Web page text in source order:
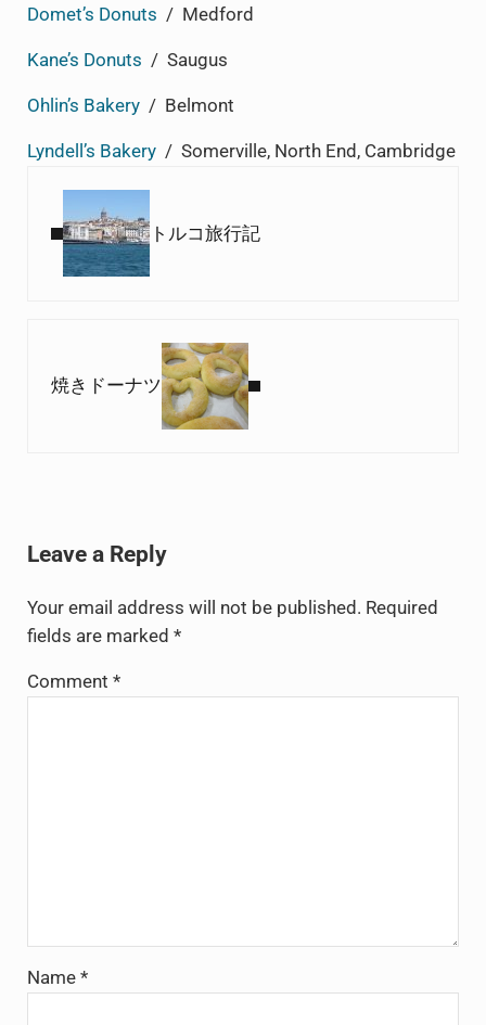
Domet’s Donuts / Medford
Kane’s Donuts / Saugus
Ohlin’s Bakery/ Belmont
Lyndell’s Bakery/ Somerville, North End, Cambridge
トルコ旅行記
焼きドーナツ
Leave a Reply
Your email address will not be published. Required
fields are marked *
Comment *
Name *